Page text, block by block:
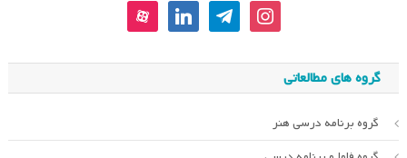
instagram
telegram
linkedin
aparat
گروه های مطالعاتی
گروه برنامه درسی هنر